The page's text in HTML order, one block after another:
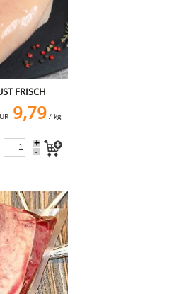
FRISCH
9,79/ kg
+
-